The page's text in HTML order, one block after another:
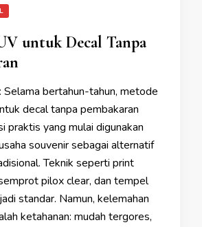
untuk Decal Tanpa
Selama bertahun-tahun, metode
decal tanpa pembakaran
praktis yang mulai digunakan
souvenir sebagai alternatif
Teknik seperti print
pilox clear, dan tempel
standar. Namun, kelemahan
ketahanan: mudah tergores,